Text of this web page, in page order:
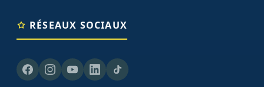
RÉSEAUX SOCIAUX